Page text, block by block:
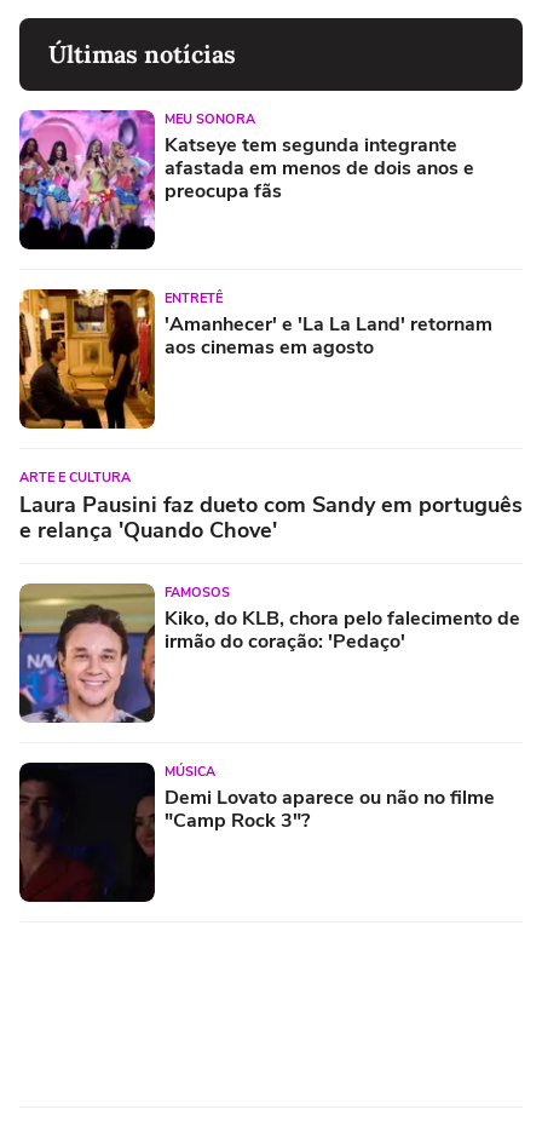
Últimas notícias
MEU SONORA
Katseye tem segunda integrante
afastada em menos de dois anos e
preocupa fãs
ENTRETÊ
'Amanhecer' e 'La La Land' retornam
aos cinemas em agosto
ARTE E CULTURA
Laura Pausini faz dueto com Sandy em português
e relança 'Quando Chove'
FAMOSOS
Kiko, do KLB, chora pelo falecimento de
irmão do coração: 'Pedaço'
MÚSICA
Demi Lovato aparece ou não no filme
"Camp Rock 3"?